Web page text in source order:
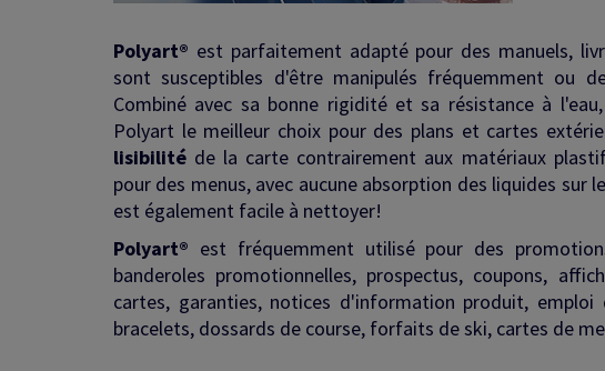
Polyart® est parfaitement adapté pour des manuels,
sont susceptibles d'être manipulés fréquemment ou
Combiné avec sa bonne rigidité et sa résistance à
Polyart le meilleur choix pour des plans et cartes
lisibilité de la carte contrairement aux matériaux
pour des menus, avec aucune absorption des liquides sur
est également facile à nettoyer!
Polyart® est fréquemment utilisé pour des
banderoles promotionnelles, prospectus, coupons,
cartes, garanties, notices d'information produit,
bracelets, dossards de course, forfaits de ski, cartes de